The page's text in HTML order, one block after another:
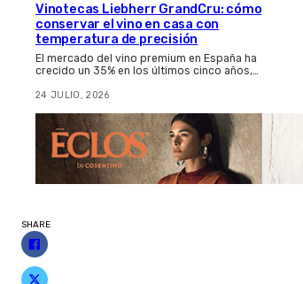
Vinotecas Liebherr GrandCru: cómo
conservar el vino en casa con
temperatura de precisión
El mercado del vino premium en España ha
crecido un 35% en los últimos cinco años,…
24 JULIO, 2026
SHARE